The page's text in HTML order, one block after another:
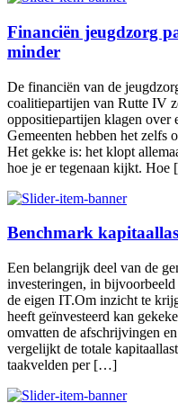
Financiën jeugdzorg
minder
De financiën van de
coalitiepartijen van Rutte IV
oppositiepartijen klagen over
Gemeenten hebben het zelfs
Het gekke is: het klopt
hoe je er tegenaan kijkt.
Benchmark
Een belangrijk deel van de
investeringen, in
de eigen IT.Om inzicht te
heeft geïnvesteerd kan
omvatten de afschrijvingen
vergelijkt de totale
taakvelden per […]